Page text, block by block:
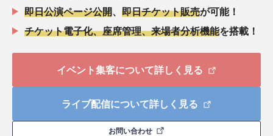
即日公演ページ公開
即日チケット販売が可能！
チケット電子化、座席管理、来場者分析機能を搭載！
イベント集客について詳しく見る
ライブ配信について詳しく見る
お問い合わせ